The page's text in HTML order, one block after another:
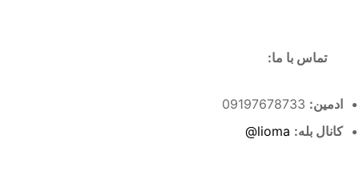
تماس با ما:
ادمین:
کانال بله: lioma@